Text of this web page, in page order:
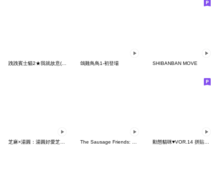
鴿雞鳥鳥1-初登場 SHIBANBAN MOVE
動態貓咪♥VOR.14 拼貼貼貓咪